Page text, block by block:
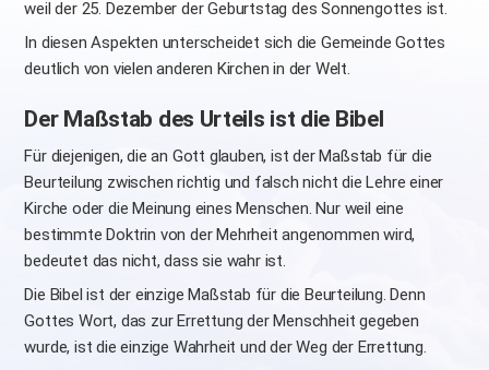
weil der 25. Dezember der Geburtstag des Sonnengottes ist.
In diesen Aspekten unterscheidet sich die Gemeinde Gottes
deutlich von vielen anderen Kirchen in der Welt.
Der Maßstab des Urteils ist die Bibel
Für diejenigen, die an Gott glauben, ist der Maßstab für die
Beurteilung zwischen richtig und falsch nicht die Lehre einer
Kirche oder die Meinung eines Menschen. Nur weil eine
bestimmte Doktrin von der Mehrheit angenommen wird,
bedeutet das nicht, dass sie wahr ist.
Die Bibel ist der einzige Maßstab für die Beurteilung. Denn
Gottes Wort, das zur Errettung der Menschheit gegeben
wurde, ist die einzige Wahrheit und der Weg der Errettung.